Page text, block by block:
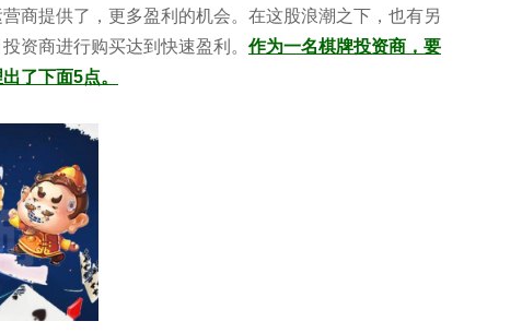
营商提供了，更多盈利的机会。在这股浪潮之下，也有另
资商进行购买达到快速盈利。 作为一名棋牌投资商，要
了下面5点。